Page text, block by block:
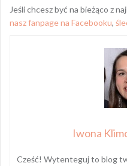
Jeśli chcesz być na bieżąco z
nasz fanpage na Facebooku,
Iwona
Cześć! Wytenteguj to blog